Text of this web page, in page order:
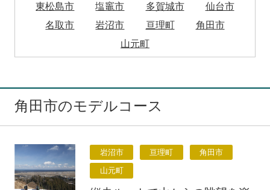
東松島市
塩竈市 多賀城市
仙台市
名取市
岩沼市 亘理町
角田市
山元町
角田市のモデルコース
岩沼市 亘理町 角田市
山元町